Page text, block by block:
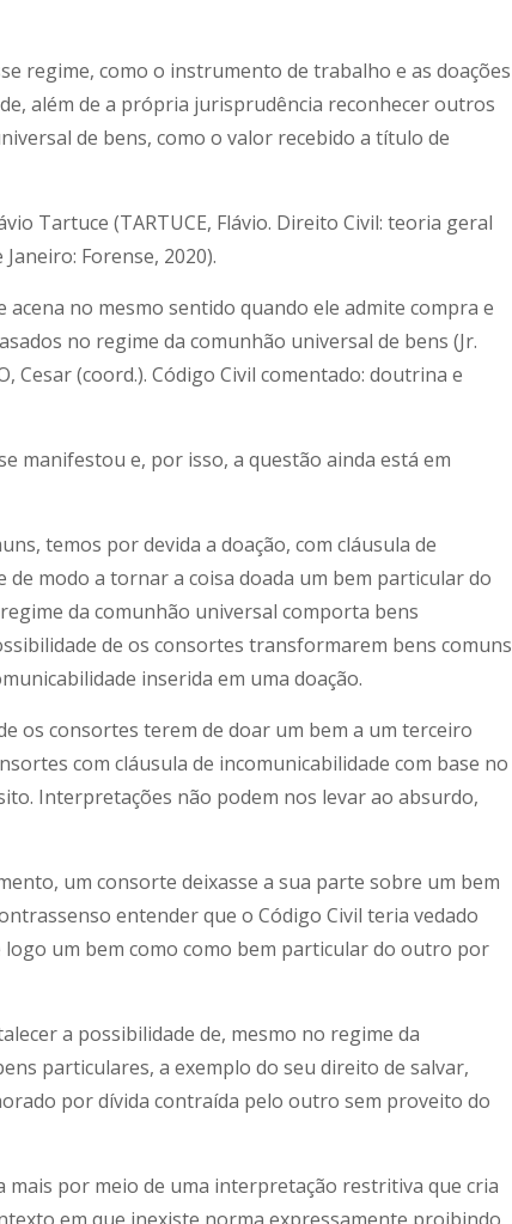
regime, como o instrumento de trabalho e as doações
além de a própria jurisprudência reconhecer outros
de bens, como o valor recebido a título de
Tartuce (TARTUCE, Flávio. Direito Civil: teoria geral
Forense, 2020).
no mesmo sentido quando ele admite compra e
no regime da comunhão universal de bens (Jr.
Cesar (coord.). Código Civil comentado: doutrina e
manifestou e, por isso, a questão ainda está em
temos por devida a doação, com cláusula de
modo a tornar a coisa doada um bem particular do
da comunhão universal comporta bens
de os consortes transformarem bens comuns
inserida em uma doação.
os consortes terem de doar um bem a um terceiro
com cláusula de incomunicabilidade com base no
Interpretações não podem nos levar ao absurdo,
um consorte deixasse a sua parte sobre um bem
entender que o Código Civil teria vedado
um bem como como bem particular do outro por
a possibilidade de, mesmo no regime da
particulares, a exemplo do seu direito de salvar,
por dívida contraída pelo outro sem proveito do
mais por meio de uma interpretação restritiva que cria